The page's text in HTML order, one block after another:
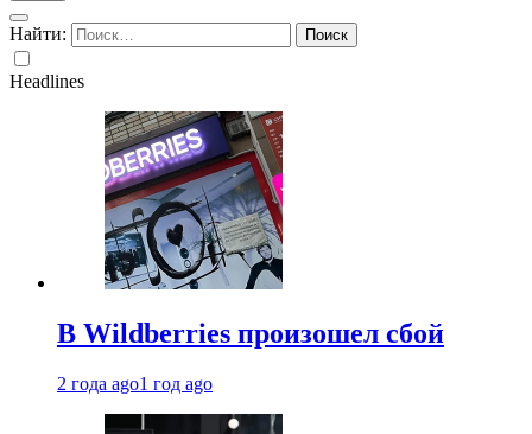
Найти:
Headlines
В Wildberries произошел сбой
2 года ago1 год ago